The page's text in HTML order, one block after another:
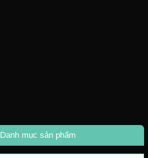
Danh mục sản phẩm